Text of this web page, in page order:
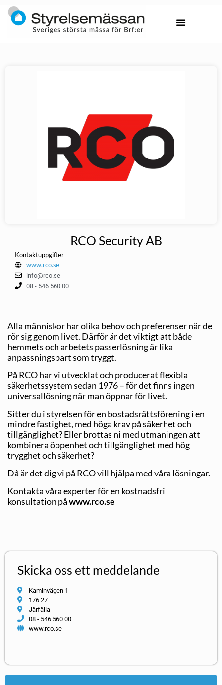
RCO Security AB
Kontaktuppgifter
www.rco.se
info@rco.se
08 - 546 560 00
Alla människor har olika behov och preferenser när de
rör sig genom livet. Därför är det viktigt att både
hemmets och arbetets passerlösning är lika
anpassningsbart som tryggt.
På RCO har vi utvecklat och producerat flexibla
säkerhetssystem sedan 1976 – för det finns ingen
universallösning när man öppnar för livet.
Sitter du i styrelsen för en bostadsrättsförening i en
mindre fastighet, med höga krav på säkerhet och
tillgänglighet? Eller brottas ni med utmaningen att
kombinera öppenhet och tillgänglighet med hög
trygghet och säkerhet?
Då är det dig vi på RCO vill hjälpa med våra lösningar.
Kontakta våra experter för en kostnadsfri
konsultation påwww.rco.se
Skicka oss ett meddelande
Kaminvägen 1
176 27
Järfälla
08 - 546 560 00
www.rco.se